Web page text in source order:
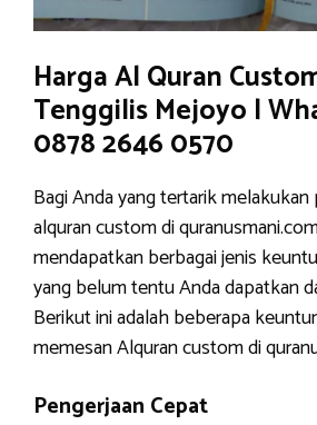
Harga Al Quran
Tenggilis Mejoyo |
0878 2646 0570
Bagi Anda yang tertarik
alquran custom di
mendapatkan berbagai jenis
yang belum tentu Anda dapatkan
Berikut ini adalah beberapa
memesan Alquran custom di
Pengerjaan Cepat